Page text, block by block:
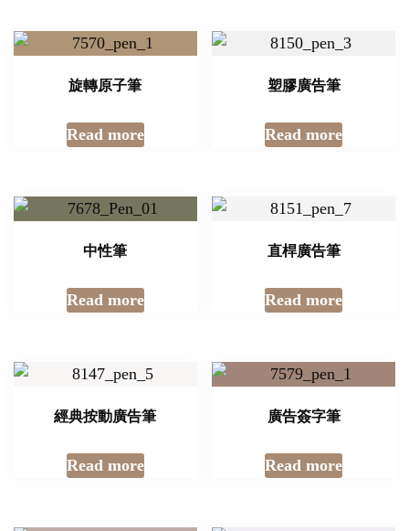
旋轉原子筆
Read more
塑膠廣告筆
Read more
中性筆
Read more
直桿廣告筆
Read more
經典按動廣告筆
Read more
廣告簽字筆
Read more